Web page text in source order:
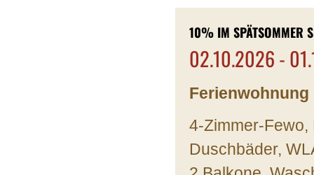
10% IM SPÄTSOMMER
02.10.2026 -
4-Zimmer-Fewo,
Duschbäder,